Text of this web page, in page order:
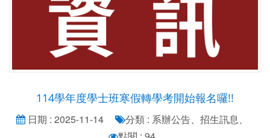
114學年度學士班寒假轉學考開始報名囉!!
日期 : 2025-11-14
分類 : 系辦公告、招生訊息、